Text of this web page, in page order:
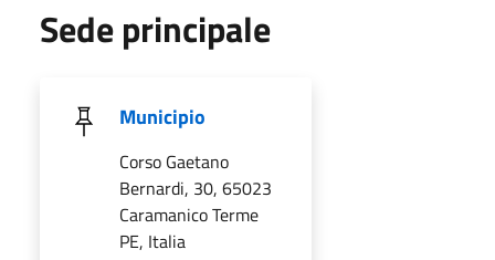
Sede principale
Municipio
Corso Gaetano
Bernardi, 30, 65023
Caramanico Terme
PE, Italia